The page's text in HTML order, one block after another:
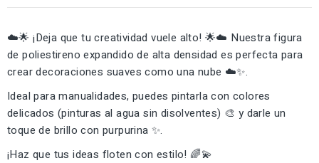
☁️🌟 ¡Deja que tu creatividad vuele alto! 🌟☁️ Nuestra figura
de poliestireno expandido de alta densidad es perfecta para
crear decoraciones suaves como una nube ☁️✨.
Ideal para manualidades, puedes pintarla con colores
delicados (pinturas al agua sin disolventes) 🎨 y darle un
toque de brillo con purpurina ✨.
¡Haz que tus ideas floten con estilo! 🌈💫